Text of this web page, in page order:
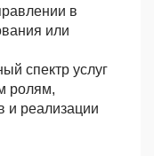
в
или
спектр услуг
ролям,
и реализации